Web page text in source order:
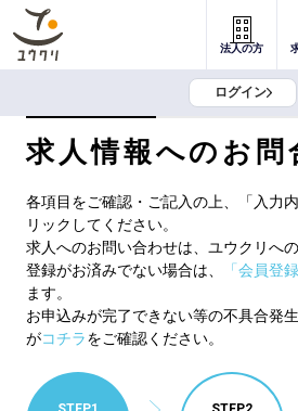
法人の方
ログイン
求人情報へのお問
各項目をご確認・ご記入の上、「入力
リックしてください。
求人へのお問い合わせは、ユウクリへ
登録がお済みでない場合は、
「会員登
ます。
お申込みが完了できない等の不具合発
がコチラをご確認ください。